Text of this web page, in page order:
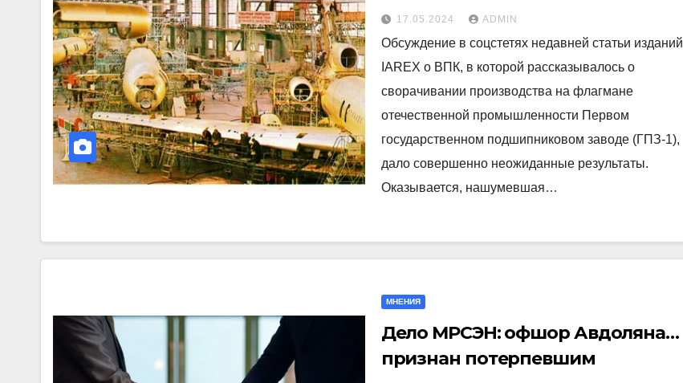
советской оборонной
промышленности?
17.05.2024 ADMIN
Обсуждение в соцстетях недавней статьи изданий
IAREX о ВПК, в которой рассказывалось о
сворачивании производства на флагмане
отечественной промышленности Первом
государственном подшипниковом заводе (ГПЗ-1),
дало совершенно неожиданные результаты.
Оказывается, нашумевшая…
МНЕНИЯ
Дело МРСЭН: офшор Авдоляна…
признан потерпевшим